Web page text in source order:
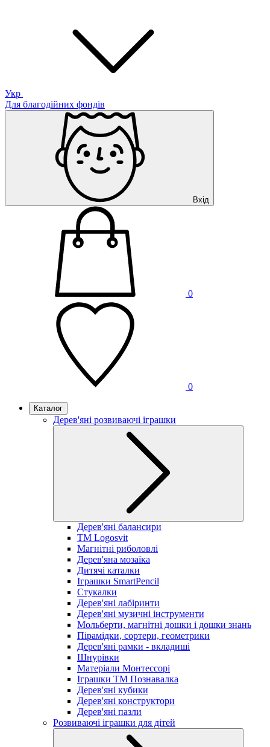
Укр
Для благодійних фондів
Вхід
0
0
Каталог
Дерев'яні розвиваючі іграшки
Дерев'яні балансири
TM Logosvit
Магнітні риболовлі
Дерев'яна мозаїка
Дитячі каталки
Іграшки SmartPencil
Стукалки
Дерев'яні лабіринти
Дерев'яні музичні інструменти
Мольберти, магнітні дошки і дошки знань
Пірамідки, сортери, геометрики
Дерев'яні рамки - вкладиші
Шнурівки
Матеріали Монтессорі
Іграшки ТМ Познавалка
Дерев'яні кубики
Дерев'яні конструктори
Дерев'яні пазли
Розвиваючі іграшки для дітей